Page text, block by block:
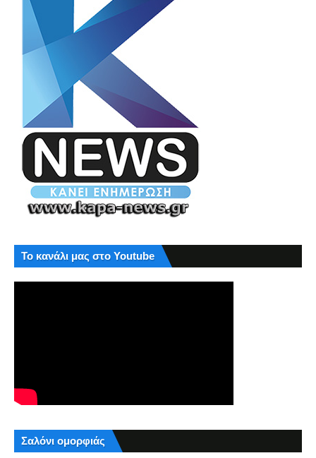
Το κανάλι μας στο Youtube
Σαλόνι ομορφιάς